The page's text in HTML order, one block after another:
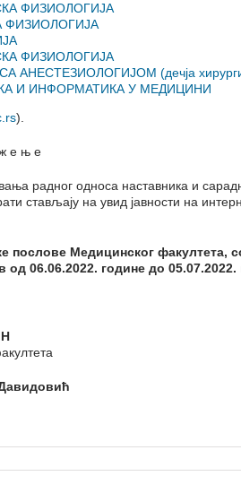
ФИЗИОЛОГИЈА
ФИЗИОЛОГИЈА
ФИЗИОЛОГИЈА
СА АНЕСТЕЗИОЛОГИЈОМ (дечја
И ИНФОРМАТИКА У МЕДИЦИНИ
).
е њ е
радног односа наставника и
стављају на увид јавности на
послове Медицинског факултета,
од 06.06.2022. године до 05.07.2022.